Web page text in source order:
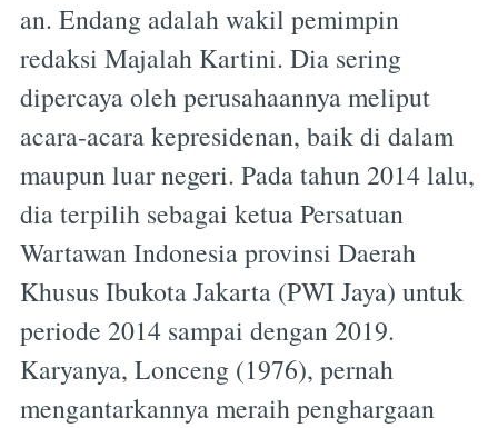
an. Endang adalah wakil pemimpin
redaksi Majalah Kartini. Dia sering
dipercaya oleh perusahaannya meliput
acara-acara kepresidenan, baik di dalam
maupun luar negeri. Pada tahun 2014 lalu,
dia terpilih sebagai ketua Persatuan
Wartawan Indonesia provinsi Daerah
Khusus Ibukota Jakarta (PWI Jaya) untuk
periode 2014 sampai dengan 2019.
Karyanya, Lonceng (1976), pernah
mengantarkannya meraih penghargaan